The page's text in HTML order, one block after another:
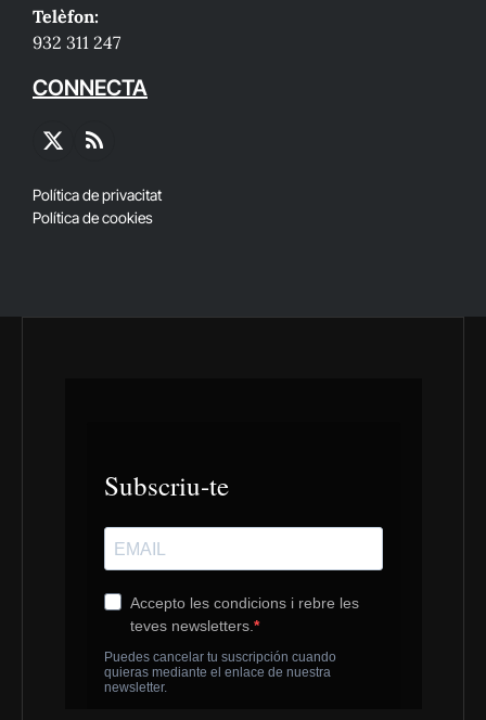
Telèfon:
932 311 247
CONNECTA
X
RSS
Política de privacitat
Política de cookies